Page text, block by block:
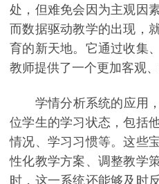
处，但难免会因为主观因
而数据驱动教学的出现，
育的新天地。它通过收集
教师提供了一个更加客观
学情分析系统的应用，
位学生的学习状态，包括
情况、学习习惯等。这些
性化教学方案、调整教学
时，这一系统还能够及时